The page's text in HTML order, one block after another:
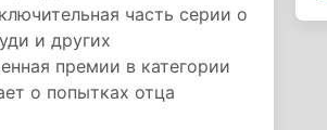
часть серии о
и других
премии в категории
о попытках отца